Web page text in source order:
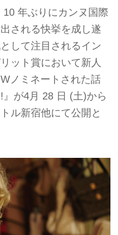
年ぶりにカンヌ国際
される快挙を成し遂
して注目されるイン
ット賞において新人
ノミネートされた話
が4月 28 日 (土)から
ル新宿他にて公開と